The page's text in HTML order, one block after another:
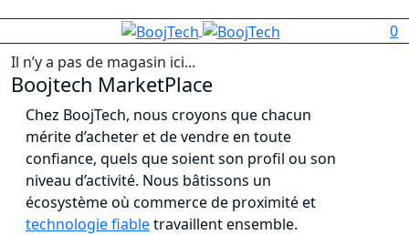
0
Il n’y a pas de magasin ici...
Boojtech MarketPlace
Chez BoojTech, nous croyons que chacun
mérite d’acheter et de vendre en toute
confiance, quels que soient son profil ou son
niveau d’activité. Nous bâtissons un
écosystème où commerce de proximité et
technologie fiabletravaillent ensemble.